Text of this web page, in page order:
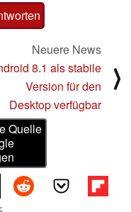
Neuere News
8.1 als stabile
Version für den
Desktop verfügbar
⟩
Quelle